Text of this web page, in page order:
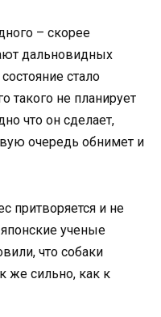
– скорее
дальновидных
стало
такого не планирует
что он сделает,
очередь обнимет и
притворяется и не
ученые
что собаки
же сильно, как к